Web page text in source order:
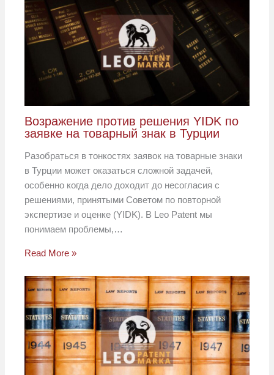
Возражение против решения YIDK по
заявке на товарный знак в Турции
Разобраться в тонкостях заявок на товарные знаки
в Турции может оказаться сложной задачей,
особенно когда дело доходит до несогласия с
решениями, принятыми Советом по повторной
экспертизе и оценке (YIDK). В Leo Patent мы
понимаем проблемы,…
Read More »